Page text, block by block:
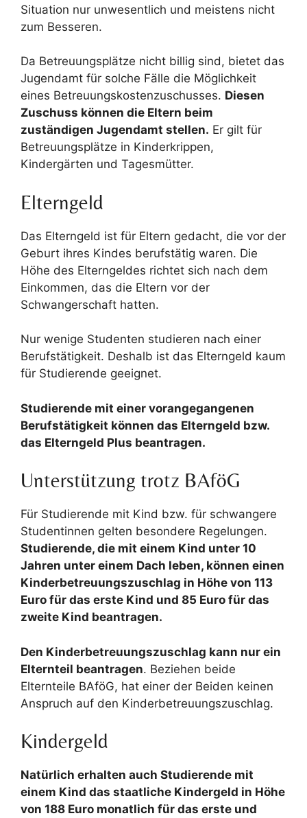
Situation nur unwesentlich und meistens nicht
zum Besseren.
Da Betreuungsplätze nicht billig sind, bietet das
Jugendamt für solche Fälle die Möglichkeit
eines Betreuungskostenzuschusses. Diesen
Zuschuss können die Eltern beim
zuständigen Jugendamt stellen. Er gilt für
Betreuungsplätze in Kinderkrippen,
Kindergärten und Tagesmütter.
Elterngeld
Das Elterngeld ist für Eltern gedacht, die vor der
Geburt ihres Kindes berufstätig waren. Die
Höhe des Elterngeldes richtet sich nach dem
Einkommen, das die Eltern vor der
Schwangerschaft hatten.
Nur wenige Studenten studieren nach einer
Berufstätigkeit. Deshalb ist das Elterngeld kaum
für Studierende geeignet.
Studierende mit einer vorangegangenen
Berufstätigkeit können das Elterngeld bzw.
das Elterngeld Plus beantragen.
Unterstützung trotz BAföG
Für Studierende mit Kind bzw. für schwangere
Studentinnen gelten besondere Regelungen.
Studierende, die mit einem Kind unter 10
Jahren unter einem Dach leben, können einen
Kinderbetreuungszuschlag in Höhe von 113
Euro für das erste Kind und 85 Euro für das
zweite Kind beantragen.
Den Kinderbetreuungszuschlag kann nur ein
Elternteil beantragen. Beziehen beide
Elternteile BAföG, hat einer der Beiden keinen
Anspruch auf den Kinderbetreuungszuschlag.
Kindergeld
Natürlich erhalten auch Studierende mit
einem Kind das staatliche Kindergeld in Höhe
von 188 Euro monatlich für das erste und